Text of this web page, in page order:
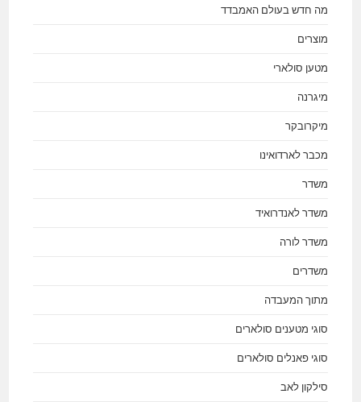
מה חדש בעולם האמבדד
מוצרים
מטען סולארי
מיגרנה
מיקרובקר
מכבר לארדואינו
משדר
משדר לאנדרואיד
משדר לורה
משדרים
מתוך המעבדה
סוגי מטענים סולארים
סוגי פאנלים סולארים
סילקון לאב